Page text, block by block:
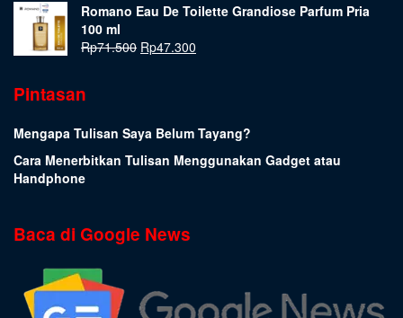
Romano Eau De Toilette Grandiose Parfum Pria
100 ml
Rp71.500 Rp47.300
Pintasan
Mengapa Tulisan Saya Belum Tayang?
Cara Menerbitkan Tulisan Menggunakan Gadget atau
Handphone
Baca di Google News